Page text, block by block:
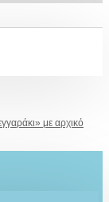
με αρχικό